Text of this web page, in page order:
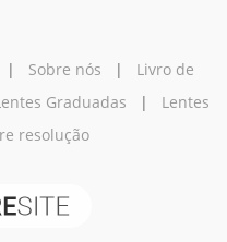
| Sobre nós | Livro de
Graduadas | Lentes
resolução